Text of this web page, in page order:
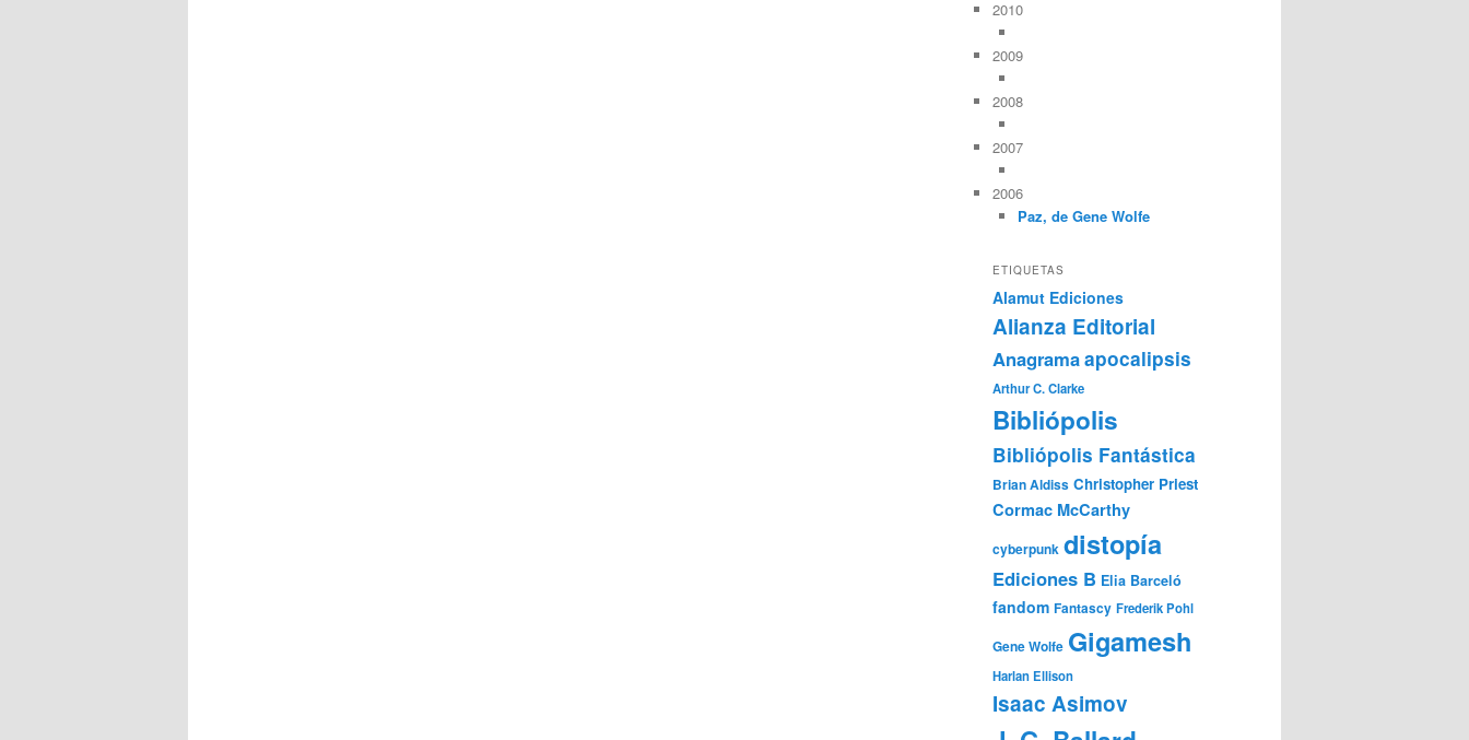
2010
2009
2008
2007
2006
Paz, de Gene Wolfe
ETIQUETAS
Alamut Ediciones
Alianza Editorial
Anagramaapocalipsis
Arthur C. Clarke
Bibliópolis
Bibliópolis Fantástica
Brian Aldiss Christopher Priest
Cormac McCarthy
cyberpunk distopía
Ediciones B Elia Barceló
fandom Fantascy Frederik Pohl
Gene Wolfe Gigamesh
Harlan Ellison
Isaac Asimov